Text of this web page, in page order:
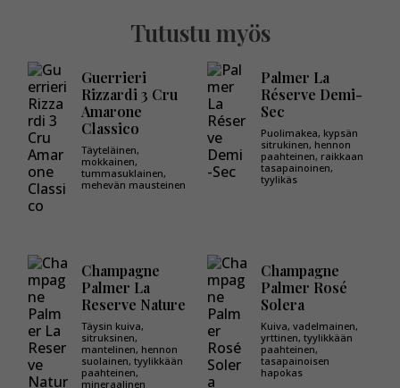
Tutustu myös
Guerrieri
Rizzardi 3 Cru
Amarone
Classico
Täyteläinen,
mokkainen,
tummasuklainen,
mehevän mausteinen
Palmer La
Réserve Demi-
Sec
Puolimakea, kypsän
sitrukinen, hennon
paahteinen, raikkaan
tasapainoinen,
tyylikäs
Champagne
Palmer La
Reserve Nature
Täysin kuiva,
sitruksinen,
mantelinen, hennon
suolainen, tyylikkään
paahteinen,
mineraalinen
Champagne
Palmer Rosé
Solera
Kuiva, vadelmainen,
yrttinen, tyylikkään
paahteinen,
tasapainoisen
hapokas